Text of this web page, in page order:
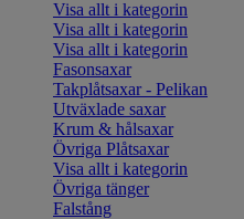
Visa allt i kategorin
Visa allt i kategorin
Visa allt i kategorin
Fasonsaxar
Takplåtsaxar - Pelikan
Utväxlade saxar
Krum & hålsaxar
Övriga Plåtsaxar
Visa allt i kategorin
Övriga tänger
Falstång